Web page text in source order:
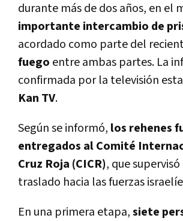
durante más de dos años, en el
importante intercambio de
acordado como parte del
fuego entre ambas partes. La
confirmada por la televisión
Kan TV.
Según se informó, los rehenes
entregados al Comité
Cruz Roja (CICR), que
traslado hacia las fuerzas
En una primera etapa,siete